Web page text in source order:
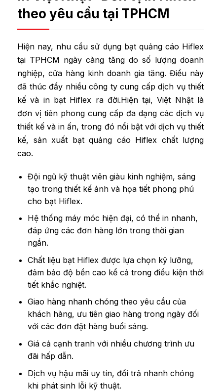
theo yêu cầu tại TPHCM
Hiện nay, nhu cầu sử dụng bạt quảng cáo Hiflex
tại TPHCM ngày càng tăng do số lượng doanh
nghiệp, cửa hàng kinh doanh gia tăng. Điều này
đã thúc đẩy nhiều công ty cung cấp dịch vụ thiết
kế và in bạt Hiflex ra đời.Hiện tại, Việt Nhật là
đơn vị tiên phong cung cấp đa dạng các dịch vụ
thiết kế và in ấn, trong đó nổi bật với dịch vụ thiết
kế, sản xuất bạt quảng cáo Hiflex chất lượng
cao.
Đội ngũ kỹ thuật viên giàu kinh nghiệm, sáng
tạo trong thiết kế ảnh và họa tiết phong phú
cho bạt Hiflex.
Hệ thống máy móc hiện đại, có thể in nhanh,
đáp ứng các đơn hàng lớn trong thời gian
ngắn.
Chất liệu bạt Hiflex được lựa chọn kỹ lưỡng,
đảm bảo độ bền cao kể cả trong điều kiện thời
tiết khắc nghiệt.
Giao hàng nhanh chóng theo yêu cầu của
khách hàng, ưu tiên giao hàng trong ngày đối
với các đơn đặt hàng buổi sáng.
Giá cả cạnh tranh với nhiều chương trình ưu
đãi hấp dẫn.
Dịch vụ hậu mãi uy tín, đổi trả nhanh chóng
khi phát sinh lỗi kỹ thuật.